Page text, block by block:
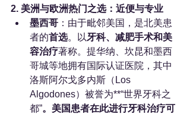
2. 美洲与欧洲热门之选：近便与专业
墨西哥 ：由于毗邻美国，是北美患
者的首选。以 牙科、减肥手术和美
容治疗著称。提华纳、坎昆和墨西
哥城等地拥有国际认证医院，其中
洛斯阿尔戈多内斯（Los
Algodones）被誉为**“世界牙科之
都”。美国患者在此进行牙科治疗可